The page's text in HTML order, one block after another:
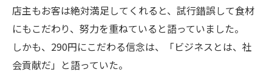
店主もお客は絶対満足してくれると、試行錯誤して食材
にもこだわり、努力を重ねていると語っていました。
しかも、290円にこだわる信念は、「ビジネスとは、社
会貢献だ」と語っていた。